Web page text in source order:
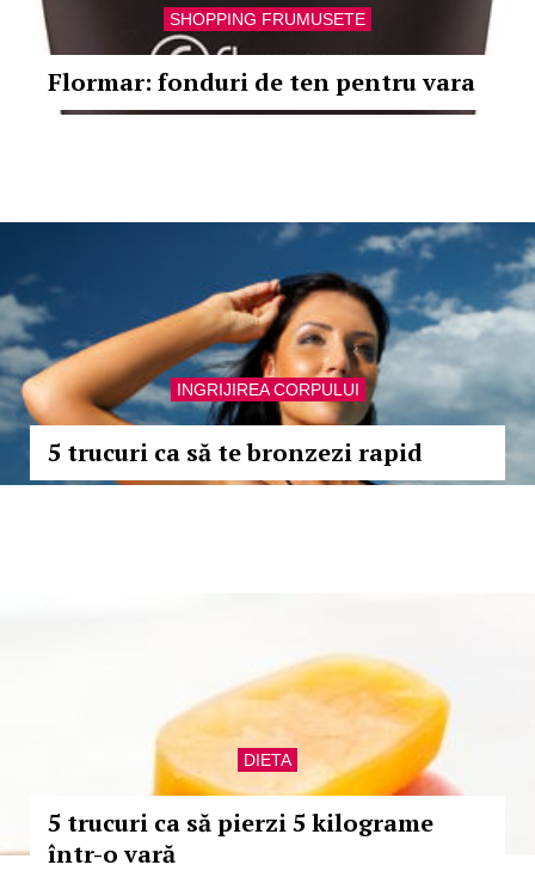
SHOPPING FRUMUSETE
Flormar: fonduri de ten pentru vara
INGRIJIREA CORPULUI
5 trucuri ca să te bronzezi rapid
DIETA
5 trucuri ca să pierzi 5 kilograme
într-o vară